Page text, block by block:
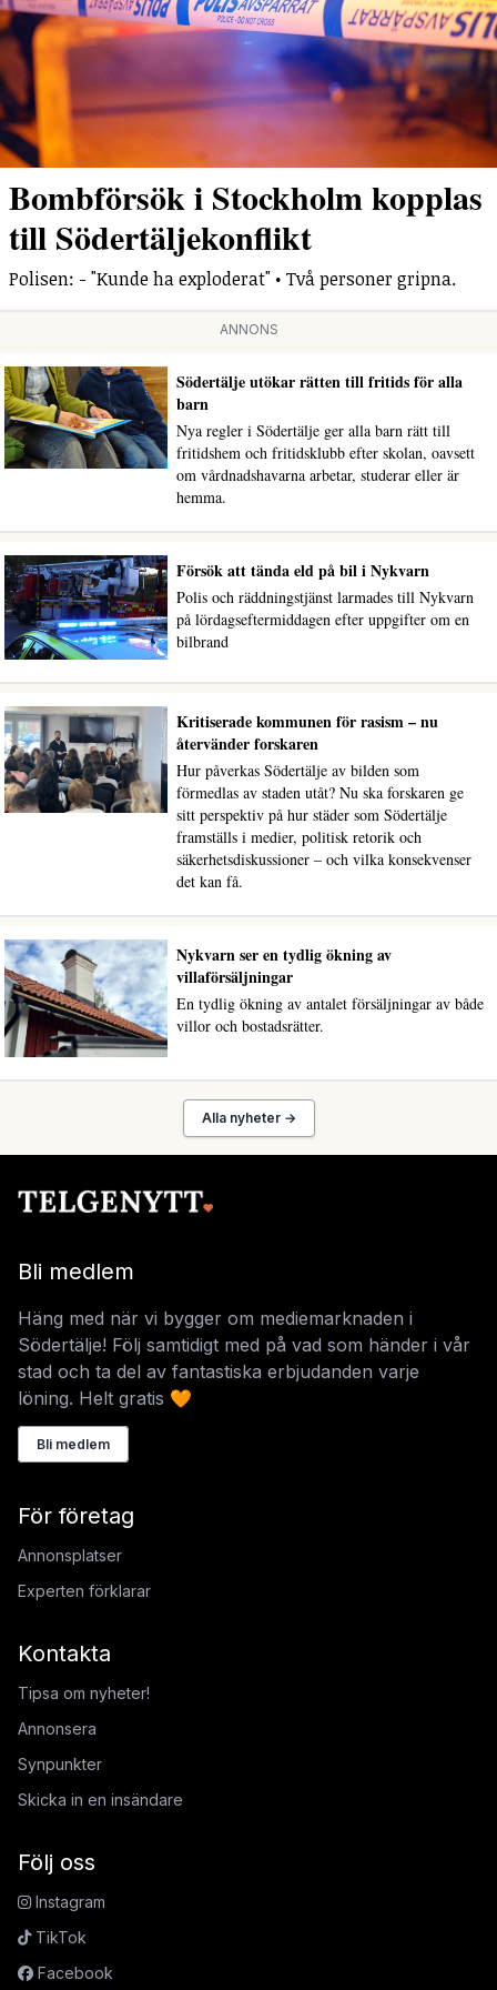
Bombförsök i Stockholm kopplas
till Södertäljekonflikt
Polisen: - "Kunde ha exploderat" • Två personer gripna.
ANNONS
Södertälje utökar rätten till fritids för alla
barn
Nya regler i Södertälje ger alla barn rätt till
fritidshem och fritidsklubb efter skolan, oavsett
om vårdnadshavarna arbetar, studerar eller är
hemma.
Försök att tända eld på bil i Nykvarn
Polis och räddningstjänst larmades till Nykvarn
på lördagseftermiddagen efter uppgifter om en
bilbrand
Kritiserade kommunen för rasism – nu
återvänder forskaren
Hur påverkas Södertälje av bilden som
förmedlas av staden utåt? Nu ska forskaren ge
sitt perspektiv på hur städer som Södertälje
framställs i medier, politisk retorik och
säkerhetsdiskussioner – och vilka konsekvenser
det kan få.
Nykvarn ser en tydlig ökning av
villaförsäljningar
En tydlig ökning av antalet försäljningar av både
villor och bostadsrätter.
Alla nyheter →
Bli medlem
Häng med när vi bygger om mediemarknaden i
Södertälje! Följ samtidigt med på vad som händer i vår
stad och ta del av fantastiska erbjudanden varje
löning. Helt gratis 🧡
Bli medlem
För företag
Annonsplatser
Experten förklarar
Kontakta
Tipsa om nyheter!
Annonsera
Synpunkter
Skicka in en insändare
Följ oss
Instagram
TikTok
Facebook